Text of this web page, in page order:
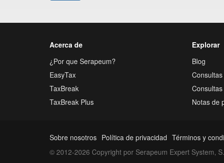
Acerca de
¿Por que Serapeum?
EasyTax
TaxBreak
TaxBreak Plus
Explorar
Blog
Consultas
Notas de
Sobre nosotros Política de privacidad Términos y
© 2012-2026 Copyright por Serapeum Expert System,